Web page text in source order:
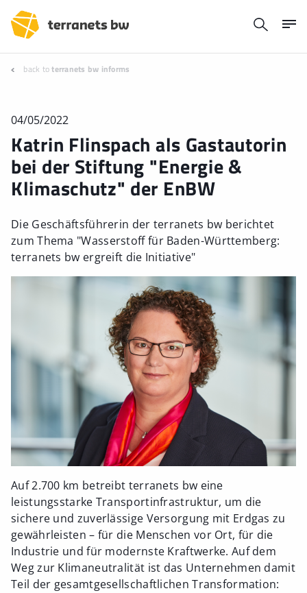
back toterranets bw informs
04/05/2022
Katrin Flinspach als Gastautorin
bei der Stiftung "Energie &
Klimaschutz" der EnBW
Die Geschäftsführerin der terranets bw berichtet
zum Thema "Wasserstoff für Baden-Württemberg:
terranets bw ergreift die Initiative"
Auf 2.700 km betreibt terranets bw eine
leistungsstarke Transportinfrastruktur, um die
sichere und zuverlässige Versorgung mit Erdgas zu
gewährleisten – für die Menschen vor Ort, für die
Industrie und für modernste Kraftwerke. Auf dem
Weg zur Klimaneutralität ist das Unternehmen damit
Teil der gesamtgesellschaftlichen Transformation: